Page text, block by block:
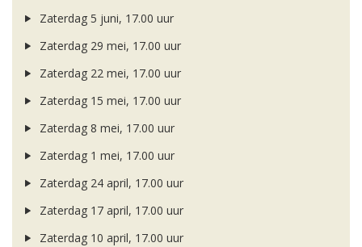
Zaterdag 5 juni, 17.00 uur
Zaterdag 29 mei, 17.00 uur
Zaterdag 22 mei, 17.00 uur
Zaterdag 15 mei, 17.00 uur
Zaterdag 8 mei, 17.00 uur
Zaterdag 1 mei, 17.00 uur
Zaterdag 24 april, 17.00 uur
Zaterdag 17 april, 17.00 uur
Zaterdag 10 april, 17.00 uur